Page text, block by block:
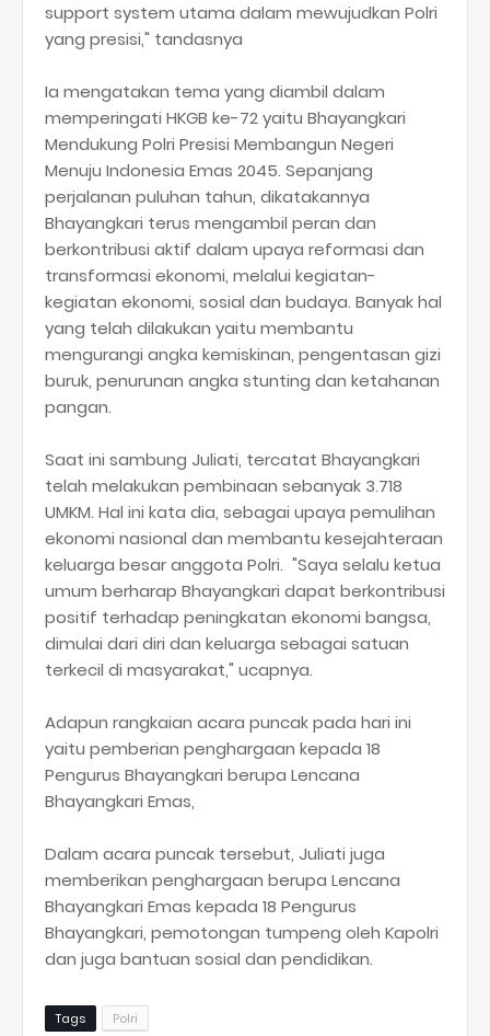
support system utama dalam mewujudkan Polri
yang presisi," tandasnya
Ia mengatakan tema yang diambil dalam
memperingati HKGB ke-72 yaitu Bhayangkari
Mendukung Polri Presisi Membangun Negeri
Menuju Indonesia Emas 2045. Sepanjang
perjalanan puluhan tahun, dikatakannya
Bhayangkari terus mengambil peran dan
berkontribusi aktif dalam upaya reformasi dan
transformasi ekonomi, melalui kegiatan-
kegiatan ekonomi, sosial dan budaya. Banyak hal
yang telah dilakukan yaitu membantu
mengurangi angka kemiskinan, pengentasan gizi
buruk, penurunan angka stunting dan ketahanan
pangan.
Saat ini sambung Juliati, tercatat Bhayangkari
telah melakukan pembinaan sebanyak 3.718
UMKM. Hal ini kata dia, sebagai upaya pemulihan
ekonomi nasional dan membantu kesejahteraan
keluarga besar anggota Polri. "Saya selalu ketua
umum berharap Bhayangkari dapat berkontribusi
positif terhadap peningkatan ekonomi bangsa,
dimulai dari diri dan keluarga sebagai satuan
terkecil di masyarakat," ucapnya.
Adapun rangkaian acara puncak pada hari ini
yaitu pemberian penghargaan kepada 18
Pengurus Bhayangkari berupa Lencana
Bhayangkari Emas,
Dalam acara puncak tersebut, Juliati juga
memberikan penghargaan berupa Lencana
Bhayangkari Emas kepada 18 Pengurus
Bhayangkari, pemotongan tumpeng oleh Kapolri
dan juga bantuan sosial dan pendidikan.
Tags Polri